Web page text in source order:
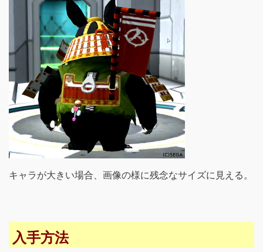
キャラが大きい場合、画像の様に残念なサイズに見える。
入手方法